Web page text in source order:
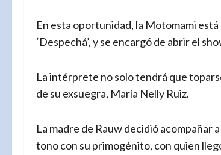
En esta oportunidad, la Motomami
‘Despechá’, y se encargó de abrir el
La intérprete no solo tendrá que
de su exsuegra, María Nelly Ruiz.
La madre de Rauw decidió acompañar
tono con su primogénito, con quien